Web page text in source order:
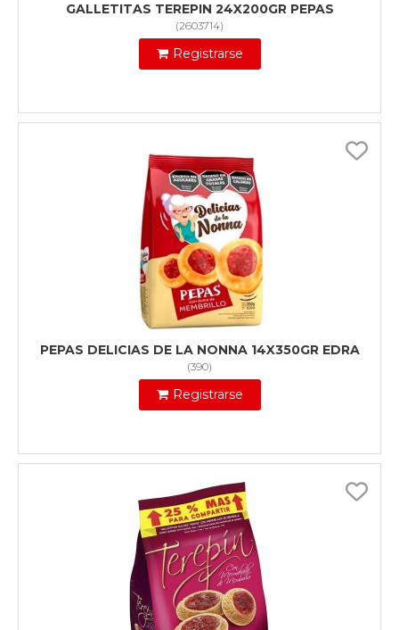
GALLETITAS TEREPIN 24X200GR PEPAS
(2603714)
Registrarse
PEPAS DELICIAS DE LA NONNA 14X350GR EDRA
(390)
Registrarse